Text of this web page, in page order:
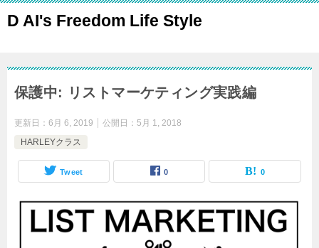
D AI's Freedom Life Style
保護中: リストマーケティング実践編
更新日： 6月 6, 2019 公開日： 5月 1, 2018
HARLEYクラス
Tweet 0 0